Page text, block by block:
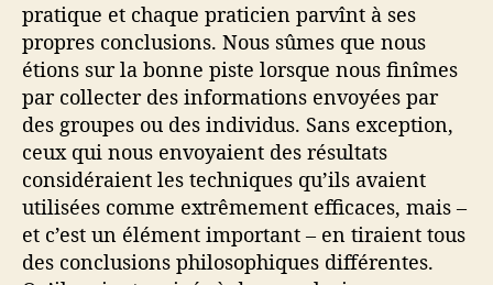
pratique et chaque praticien parvînt à ses
propres conclusions. Nous sûmes que nous
étions sur la bonne piste lorsque nous finîmes
par collecter des informations envoyées par
des groupes ou des individus. Sans exception,
ceux qui nous envoyaient des résultats
considéraient les techniques qu’ils avaient
utilisées comme extrêmement efficaces, mais –
et c’est un élément important – en tiraient tous
des conclusions philosophiques différentes.